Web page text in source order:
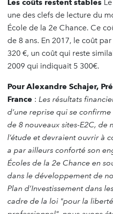
Les coûts restent stables
une des clefs de lecture du
École de la 2e Chance. Ce
de 8 ans. En 2017, le coût
320 €, un coût qui reste
2009 qui indiquait 5 300€.
Pour Alexandre Schajer,
France : Les résultats
d’une reprise qui se
de 8 nouveaux sites-E2C, de
l’étude et devraient ouvrir à
a par ailleurs conforté son
Écoles de la 2e Chance en
dans le développement de
Plan d’Investissement dans
cadre de la loi "pour la